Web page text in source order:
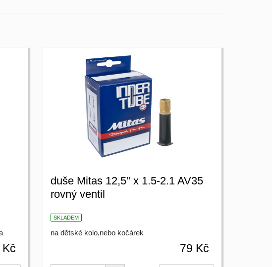
Kč
duše Mitas 12,5" x 1.5-2.1 AV35
rovný ventil
SKLADEM
na dětské kolo,nebo kočárek
79 Kč